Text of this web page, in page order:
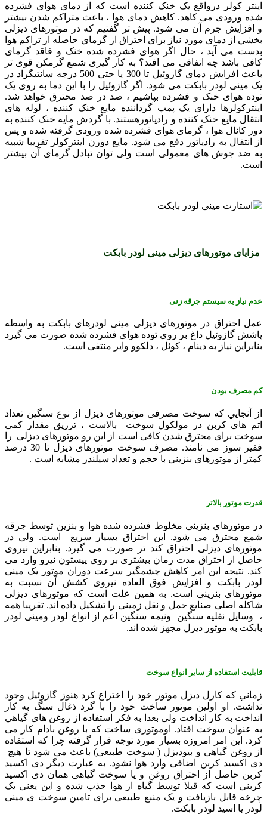
اينتر کولر درواقع يک خنک کننده است که از دمای هوای فشرده
شده ورودی می کاهد. کاهش دمای هوا ، باعث متراکم شدن بيشتر
و افزايش جرم آن می شود. پیش تر گفتيم که در موتورهای ديزلی
بخشي از دمای مورد نياز برای احتراق از گرماي حاصله از تراکم هوا
بدست می آيد ، حال اگر هوای فشرده شده خنک و فاقد گرمای
کافی باشد چه اتفاقی می افتد؟ به کار گيری شمع گرمکن قوی تر
باعث افزايش دمای گازوئيل تا 300 يا حتی 500 درجه سانتيگراد در
یک مینی لودر بابکت می شود. اگر گازوئيل را با اين دما به روی يک
توده هوای خنک و فشرده بپاشيم ، صد در صد محترق خواهد شد.
اينترکولرها دارای يک پمپ گرداننده مايع خنک کننده ، لوله های
انتقال مايع خنک کننده و رادياتورهستند. با گردش مايه خنک کننده به
دور کانال هوا ، گرمای هوای فشرده شده ورودی گرفته شده و پس
از انتقال به رادياتور دفع می شود. مايع دورن اينترکولر تقريبا شبيه
به ضد جوش های معمولی است ولی توان تبادل گرمای آن بيشتر
است.
مزايای موتورهای ديزلی مینی لودر بابکت
عدم نياز به سيستم جرقه زنی
عمل احتراق در موتورهای ديزلی مینی لودرهای بابکت به واسطه
پاشش گازوئيل داغ بر روی توده هوای فشرده شده صورت می گيرد
بنابراين نياز به دينام ، کوئل ، دلکوو وایر منتفی است.
کم مصرف بودن
از آنجايي که سوخت مصرفی موتورهای ديزل از نوع سنگين تعداد
اتم های کربن در مولکول سوخت بالاست ، تزريق مقدار کمی
سوخت برای محترق شدن کافی است از اين رو موتورهای ديزلی را
فقير سوز می نامند. مصرف سوخت موتورهای ديزل تا 30 درصد
کمتر از موتورهای بنزينی با حجم و تعداد سيلندر مشابه است .
قدرت موتور بالاتر
در موتورهای بنزينی مخلوط فشرده شده هوا و بنزين توسط جرقه
شمع محترق می شود. اين احتراق بسيار سريع است. ولی در
موتورهای ديزلی احتراق کند تر صورت می گيرد. بنابراين نيروی
حاصل از احتراق مدت زمان بيشتری بر روی پيستون نيرو وارد می
کند. نتيجه اين امر کاهش چشمگير سرعت دوران موتور یک مینی
لودر بابکت و افزايش فوق العاده نيروی کشش آن نسبت به
موتورهای بنزينی است. به همين علت است که موتورهای ديزلی
شاکله اصلی صنايع حمل و نقل زمينی را تشکيل داده اند. تقریبا همه
، وسایل نقليه سنگين ونیمه سنگین اعم از انواع لودر ومینی لودر
بابکت به موتور ديزل مجهز شده اند.
قابليت استفاده از ساير انواع سوخت
زماني که کارل ديزل موتور خود را اختراع کرد هنوز گازوئيل وجود
نداشت. او اولين موتور ساخت خود را با گرد ذغال سنگ به کار
انداخت به کار انداخت ولی بعدا به فکر استفاده از روغن های گياهي
به عنوان سوخت افتاد. اوموتوری ساخت که با روغن بادام کار می
کرد. اين امر امروزه بسيار مورد توجه قرار گرفته چرا که استفاده
از روغن گياهی و بيوديزل ( سوخت طبیعی) باعث می شود تا هيچ
دی اکسيد کربن اضافی وارد هوا نشود. به عبارت دیگر دی اکسيد
کربن حاصل از احتراق روغن و يا سوخت گياهی همان دی اکسيد
کربنی است که قبلا توسط گياه از هوا جذب شده و اين يعنی يک
چرخه قابل بازيافت و يک منبع طبيعی برای تامين سوخت ی مینی
لودر یا اسید لودر بابکت.